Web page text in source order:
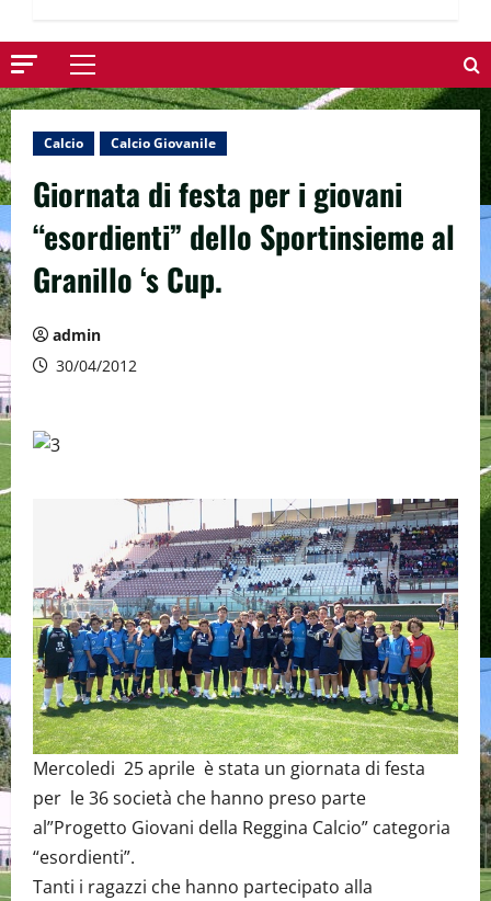
Menu
principale
Calcio Calcio Giovanile
Giornata di festa per i giovani
“esordienti” dello Sportinsieme al
Granillo ‘s Cup.
admin
30/04/2012
Mercoledi 25 aprile è stata un giornata di festa
per le 36 società che hanno preso parte
al”Progetto Giovani della Reggina Calcio” categoria
“esordienti”.
Tanti i ragazzi che hanno partecipato alla